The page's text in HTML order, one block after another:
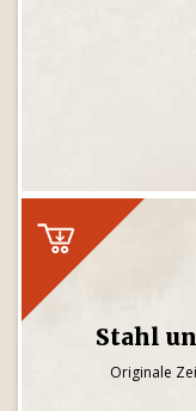
Stahl
Originale